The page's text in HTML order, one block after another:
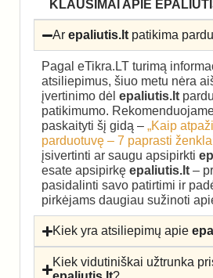
KLAUSIMAI APIE
Arepaliutis.lt patikima
Pagal eTikra.LT turimą
atsiliepimus, šiuo metu nėra
įvertinimo dėl epaliutis.lt
patikimumo.
paskaityti šį gidą – „Kaip
parduotuvę – 7 paprasti
įsivertinti ar saugu apsipirkti
esate apsipirkę epaliutis.lt –
pasidalinti savo patirtimi ir
pirkėjams daugiau sužinoti
Kiek yra atsiliepimų apie
Kiek vidutiniškai užtrunka